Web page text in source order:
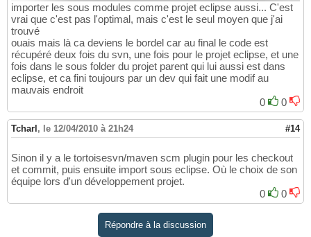
importer les sous modules comme projet eclipse aussi... C'est
vrai que c'est pas l'optimal, mais c'est le seul moyen que j'ai
trouvé
ouais mais là ca deviens le bordel car au final le code est
récupéré deux fois du svn, une fois pour le projet eclipse, et une
fois dans le sous folder du projet parent qui lui aussi est dans
eclipse, et ca fini toujours par un dev qui fait une modif au
mauvais endroit
0
0
Tcharl , le 12/04/2010 à 21h24 #14
Sinon il y a le tortoisesvn/maven scm plugin pour les checkout
et commit, puis ensuite import sous eclipse. Où le choix de son
équipe lors d'un développement projet.
0
0
Répondre à la discussion